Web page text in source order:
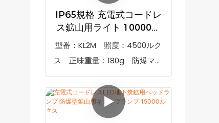
優れた利点を持ち、市場で高い
評価を得ています。
欠点をまとめ、継続的に改善し
ています。誘導充電技術を採用
したKL6LM鉱山用ランプは、充
電がより安全になり、鉱山内で
充電穴が損傷する心配はもうあ
IP65規格 充電式コードレ
ス鉱山用ライト 10000ル
クス LEDキャップランプ
4500ルクス EXib II BT4
型番：KL2M 照度：4500ルク
ス 正味重量：180g 防爆マー
ク：EXib II BT4 IP等級：IP65